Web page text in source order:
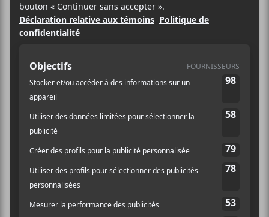
Catégorie
d’Évènement:
Spectacle
https://evenko.ca/fr/ev
enements/51752/the-
smile/place-bell/07-
15-2023